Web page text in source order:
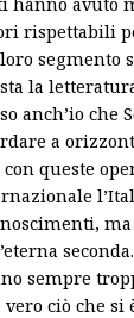
rispettabili
segmento
la
anch’io che
a
queste
sempre
vero ciò che